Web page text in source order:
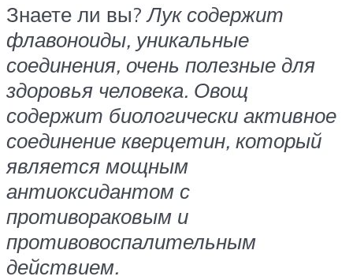
Знаете ли вы?Лук содержит
флавоноиды, уникальные
соединения, очень полезные для
здоровья человека. Овощ
содержит биологически активное
соединение кверцетин, который
является мощным
антиоксидантом с
противораковым и
противовоспалительным
действием.